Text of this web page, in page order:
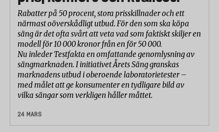
Rabatter på 50 procent, stora prisskillnader och ett
närmast oöverskådligt utbud. För den som ska köpa
säng är det ofta svårt att veta vad som faktiskt skiljer en
modell för 10 000 kronor från en för 50 000.
Nu inleder Testfakta en omfattande genomlysning av
sängmarknaden. I initiativet Årets Säng granskas
marknadens utbud i oberoende laboratorietester –
med målet att ge konsumenter en tydligare bild av
vilka sängar som verkligen håller måttet.
24 MARS